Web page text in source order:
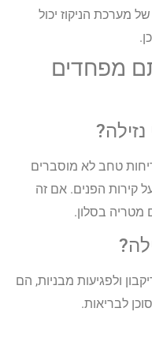
מערכת הניקוז יכול
מפחדים
טחב לא מוסברים
קירות הפנים. אם זה
מטריה בסלון.
ולפגיעות מבניות, הם
לבריאות.